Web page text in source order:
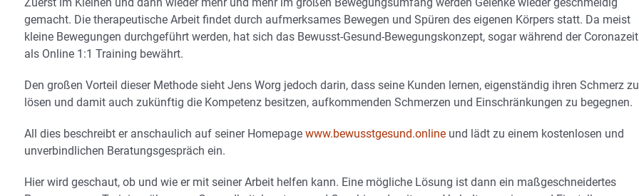
gemacht. Die therapeutische Arbeit findet durch aufmerksames Bewegen und Spüren des eigenen Körpers statt. Da meist
kleine Bewegungen durchgeführt werden, hat sich das Bewusst-Gesund-Bewegungskonzept, sogar während der Coronazeit
als Online 1:1 Training bewährt.
Den großen Vorteil dieser Methode sieht Jens Worg jedoch darin, dass seine Kunden lernen, eigenständig ihren Schmerz zu
lösen und damit auch zukünftig die Kompetenz besitzen, aufkommenden Schmerzen und Einschränkungen zu begegnen.
All dies beschreibt er anschaulich auf seiner Homepage www.bewusstgesund.online und lädt zu einem kostenlosen und
unverbindlichen Beratungsgespräch ein.
Hier wird geschaut, ob und wie er mit seiner Arbeit helfen kann. Eine mögliche Lösung ist dann ein maßgeschneidertes